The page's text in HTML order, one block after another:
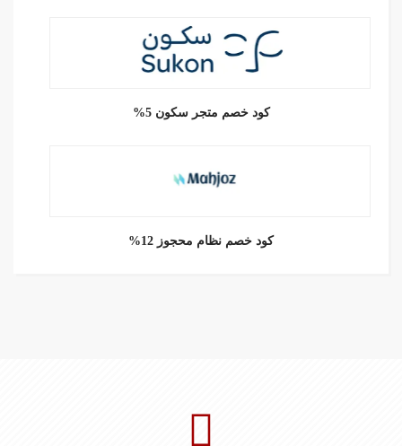
كود خصم متجر سكون 5%
كود خصم نظام محجوز 12%